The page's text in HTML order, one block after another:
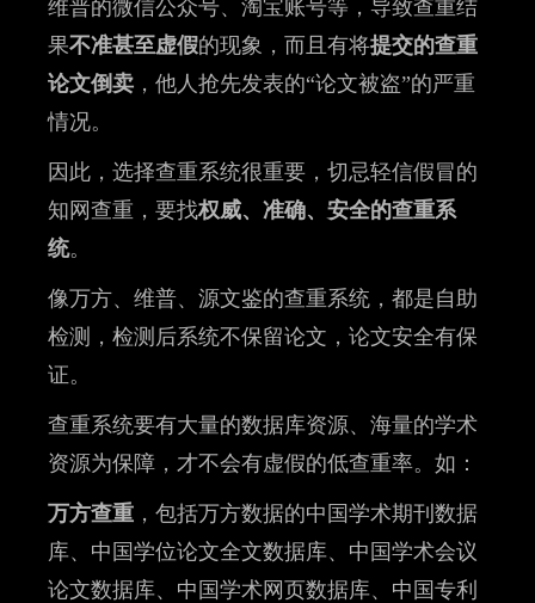
维普的微信公众号、淘宝账号等，导致查重结
果不准甚至虚假的现象，而且有将提交的查重
论文倒卖 ，他人抢先发表的“论文被盗”的严重
情况。
因此，选择查重系统很重要，切忌轻信假冒的
知网查重，要找权威、准确、安全的查重系
统。
像万方、维普、源文鉴的查重系统，都是自助
检测，检测后系统不保留论文，论文安全有保
证。
查重系统要有大量的数据库资源、海量的学术
资源为保障，才不会有虚假的低查重率。如：
万方查重 ，包括万方数据的中国学术期刊数据
库、中国学位论文全文数据库、中国学术会议
论文数据库、中国学术网页数据库、中国专利